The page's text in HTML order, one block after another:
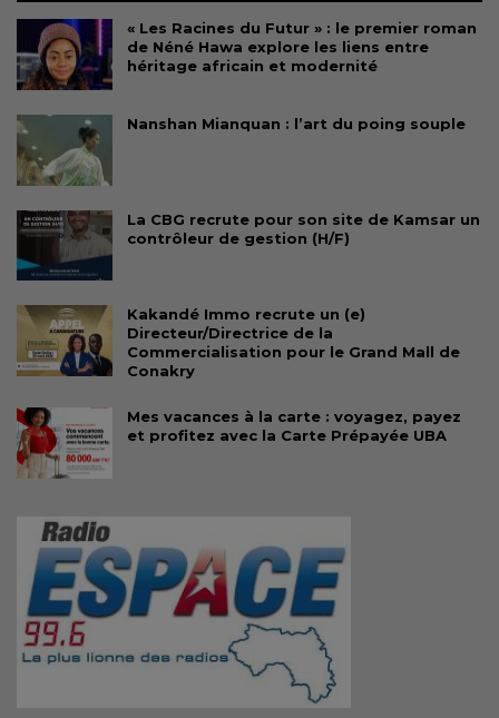
« Les Racines du Futur » : le premier roman
de Néné Hawa explore les liens entre
héritage africain et modernité
Nanshan Mianquan : l’art du poing souple
La CBG recrute pour son site de Kamsar un
contrôleur de gestion (H/F)
Kakandé Immo recrute un (e)
Directeur/Directrice de la
Commercialisation pour le Grand Mall de
Conakry
Mes vacances à la carte : voyagez, payez
et profitez avec la Carte Prépayée UBA